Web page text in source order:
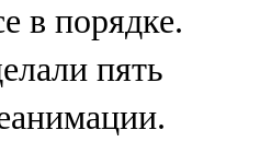
в порядке.
пять